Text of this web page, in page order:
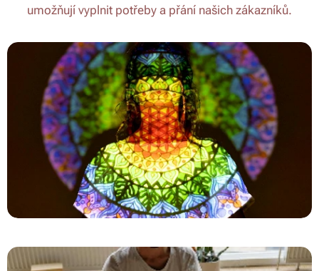
umožňují vyplnit potřeby a přání našich zákazníků.